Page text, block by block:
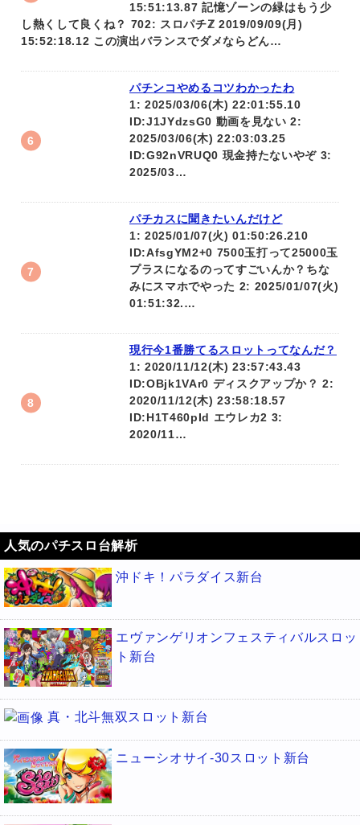
15:51:13.87 記憶ゾーンの緑はもう少
し熱くして良くね？ 702: スロパチℤ 2019/09/09(月)
15:52:18.12 この演出バランスでダメならどん…
パチンコやめるコツわかったわ
1: 2025/03/06(木) 22:01:55.10
ID:J1JYdzsG0 動画を見ない 2:
2025/03/06(木) 22:03:03.25
ID:G92nVRUQ0 現金持たないやぞ 3:
2025/03…
パチカスに聞きたいんだけど
1: 2025/01/07(火) 01:50:26.210
ID:AfsgYM2+0 7500玉打って25000玉
プラスになるのってすごいんか？ちな
みにスマホでやった 2: 2025/01/07(火)
01:51:32.…
現行今1番勝てるスロットってなんだ？
1: 2020/11/12(木) 23:57:43.43
ID:OBjk1VAr0 ディスクアップか？ 2:
2020/11/12(木) 23:58:18.57
ID:H1T460pId エウレカ2 3:
2020/11…
人気のパチスロ台解析
沖ドキ！パラダイス新台
エヴァンゲリオンフェスティバルスロッ
ト新台
真・北斗無双スロット新台
ニューシオサイ-30スロット新台